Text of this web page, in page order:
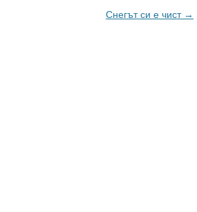
Снегът си е чист →